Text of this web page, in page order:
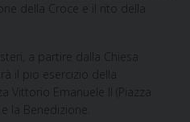
della Croce e il rito della
a partire dalla Chiesa
il pio esercizio della
Vittorio Emanuele II (Piazza
la Benedizione.